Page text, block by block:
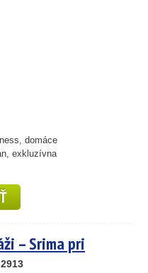
domáce
exkluzívna
– Srima pri